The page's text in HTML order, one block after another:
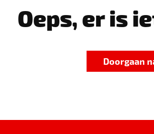
Oeps, er is
Doorgaan